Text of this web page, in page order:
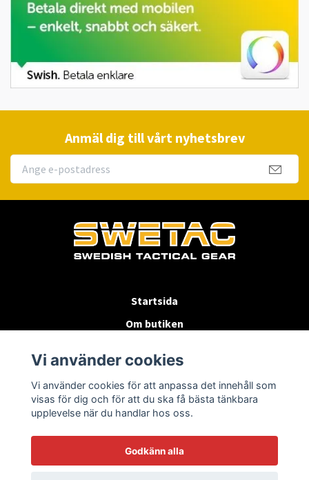
Anmäl dig till vårt nyhetsbrev
Startsida
Om butiken
Byten & Returer
Kontakta oss
Vi använder cookies
Vi använder cookies för att anpassa det innehåll som
visas för dig och för att du ska få bästa tänkbara
upplevelse när du handlar hos oss.
Godkänn alla